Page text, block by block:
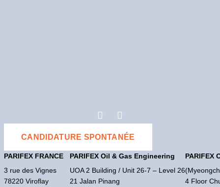
PARIFEX FRANCE
3 rue des Vignes
78220 Viroflay
PARIFEX Oil & Gas Engineering
UOA 2 Building / Unit 26-7 – Level 26
21 Jalan Pinang
PARIFEX
4 Floor
CANDIDATURE SPONTANÉE